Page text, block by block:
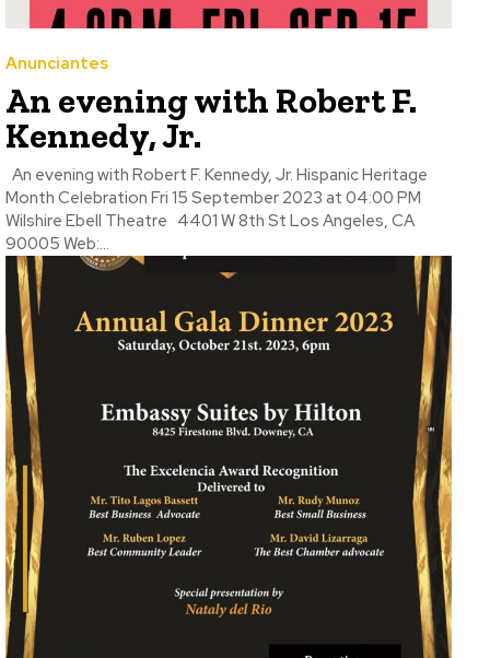
Anunciantes
An evening with Robert F.
Kennedy, Jr.
An evening with Robert F. Kennedy, Jr. Hispanic Heritage
Month Celebration Fri 15 September 2023 at 04:00 PM
Wilshire Ebell Theatre 4401 W 8th St Los Angeles, CA
90005 Web:...